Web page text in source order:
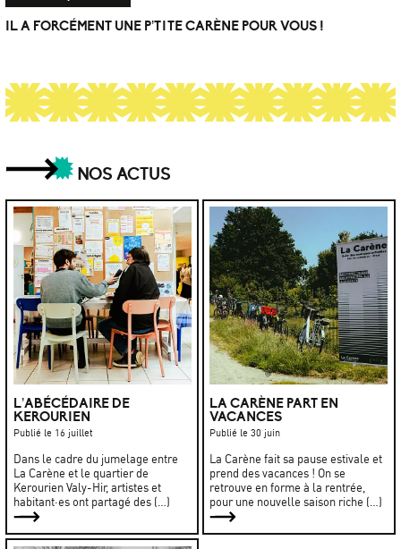
IL A FORCÉMENT UNE P’TITE CARÈNE POUR VOUS !
NOS ACTUS
L’ABÉCÉDAIRE DE
KEROURIEN
Publié le 16 juillet
Dans le cadre du jumelage entre
La Carène et le quartier de
Kerourien Valy-Hir, artistes et
habitant·es ont partagé des (…)
LA CARÈNE PART EN
VACANCES
Publié le 30 juin
La Carène fait sa pause estivale et
prend des vacances ! On se
retrouve en forme à la rentrée,
pour une nouvelle saison riche (…)